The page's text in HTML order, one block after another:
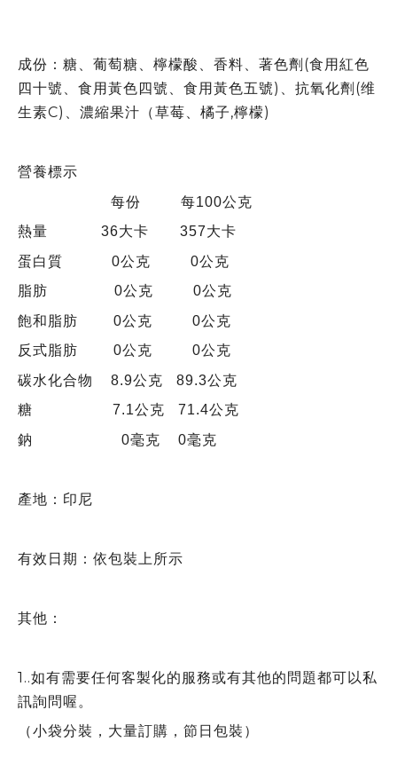
成份： 糖、葡萄糖、檸檬酸、香料、 著色劑(食用紅色
四十號、食用黃色四號、食用黃色五號)、抗氧化劑(维
生素C)、濃縮果汁（草莓、橘子,檸檬)
營養標示
每份 每100公克
熱量 36大卡 357大卡
蛋白質 0公克 0公克
脂肪 0公克 0公克
飽和脂肪 0公克 0公克
反式脂肪 0公克 0公克
碳水化合物 8.9公克 89.3公克
糖 7.1公克 71.4公克
鈉 0毫克 0毫克
產地：印尼
有效日期：依包裝上所示
其他：
1..如有需要任何客製化的服務或有其他的問題都可以私
訊詢問喔。
（小袋分裝，大量訂購，節日包裝）